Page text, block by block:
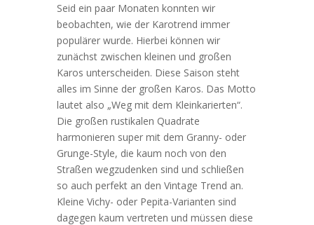
Seid ein paar Monaten konnten wir
beobachten, wie der Karotrend immer
populärer wurde. Hierbei können wir
zunächst zwischen kleinen und großen
Karos unterscheiden. Diese Saison steht
alles im Sinne der großen Karos. Das Motto
lautet also „Weg mit dem Kleinkarierten“.
Die großen rustikalen Quadrate
harmonieren super mit dem Granny- oder
Grunge-Style, die kaum noch von den
Straßen wegzudenken sind und schließen
so auch perfekt an den Vintage Trend an.
Kleine Vichy- oder Pepita-Varianten sind
dagegen kaum vertreten und müssen diese